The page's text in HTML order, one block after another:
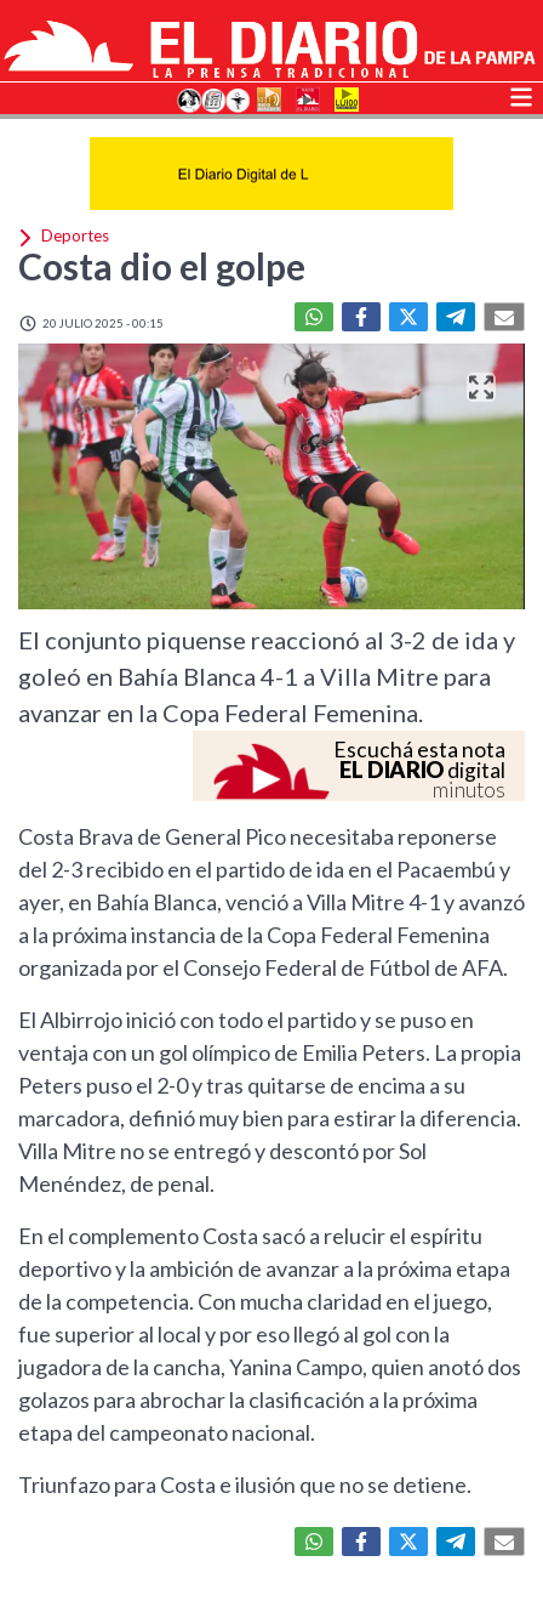
Deportes
Costa dio el golpe
20 JULIO 2025 - 00:15
El conjunto piquense reaccionó al 3-2 de ida y
goleó en Bahía Blanca 4-1 a Villa Mitre para
avanzar en la Copa Federal Femenina.
Escuchá esta nota
EL DIARIOdigital
minutos
Costa Brava de General Pico necesitaba reponerse
del 2-3 recibido en el partido de ida en el Pacaembú y
ayer, en Bahía Blanca, venció a Villa Mitre 4-1 y avanzó
a la próxima instancia de la Copa Federal Femenina
organizada por el Consejo Federal de Fútbol de AFA.
El Albirrojo inició con todo el partido y se puso en
ventaja con un gol olímpico de Emilia Peters. La propia
Peters puso el 2-0 y tras quitarse de encima a su
marcadora, definió muy bien para estirar la diferencia.
Villa Mitre no se entregó y descontó por Sol
Menéndez, de penal.
En el complemento Costa sacó a relucir el espíritu
deportivo y la ambición de avanzar a la próxima etapa
de la competencia. Con mucha claridad en el juego,
fue superior al local y por eso llegó al gol con la
jugadora de la cancha, Yanina Campo, quien anotó dos
golazos para abrochar la clasificación a la próxima
etapa del campeonato nacional.
Triunfazo para Costa e ilusión que no se detiene.